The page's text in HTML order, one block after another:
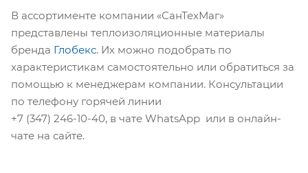
В ассортименте компании «СанТехМаг»
представлены теплоизоляционные материалы
бренда Глобекс. Их можно подобрать по
характеристикам самостоятельно или обратиться за
помощью к менеджерам компании. Консультации
по телефону горячей линии
+7 (347) 246-10-40, в чате WhatsApp или в онлайн-
чате на сайте.